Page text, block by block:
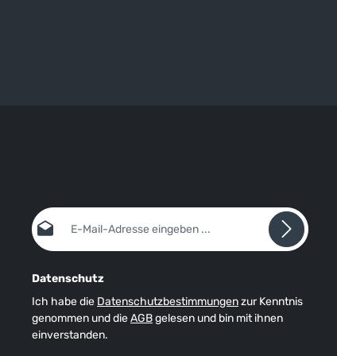
E-Mail-Adresse*
Datenschutz
Ich habe die Datenschutzbestimmungenzur Kenntnis
genommen und dieAGBgelesen und bin mit ihnen
einverstanden.